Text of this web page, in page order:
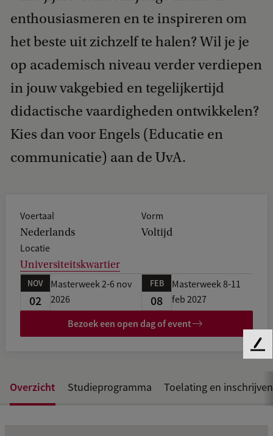
enthousiasmeren en te inspireren om
het beste uit zichzelf te halen? Wil je je
op academisch niveau verder verdiepen
in jouw vakgebied en tegelijkertijd
didactische vaardigheden ontwikkelen?
Kies dan voor Engels (Educatie en
communicatie) aan de UvA.
Voertaal
Nederlands
Vorm
Voltijd
Locatie
Universiteitskwartier
NOV
02
Masterweek 2-6 nov
2026
FEB
08
Masterweek 8-11
feb 2027
Bezoek een open dag of event
Overzicht Studieprogramma Toelating en inschrijven
F
d